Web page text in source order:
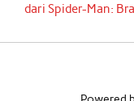
dari Spider-Man: